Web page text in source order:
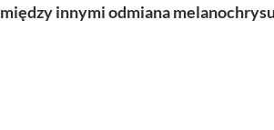
między innymi odmiana